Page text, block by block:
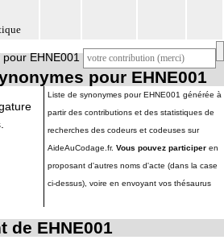
EHNE001
pour EHNE001
Liste de synonymes pour EHNE001 générée à
partir des contributions et des statistiques de
recherches des codeurs et codeuses sur
AideAuCodage.fr. Vous pouvez participer en
proposant d'autres noms d'acte (dans la case
ci-dessus), voire en envoyant vos thésaurus
de EHNE001